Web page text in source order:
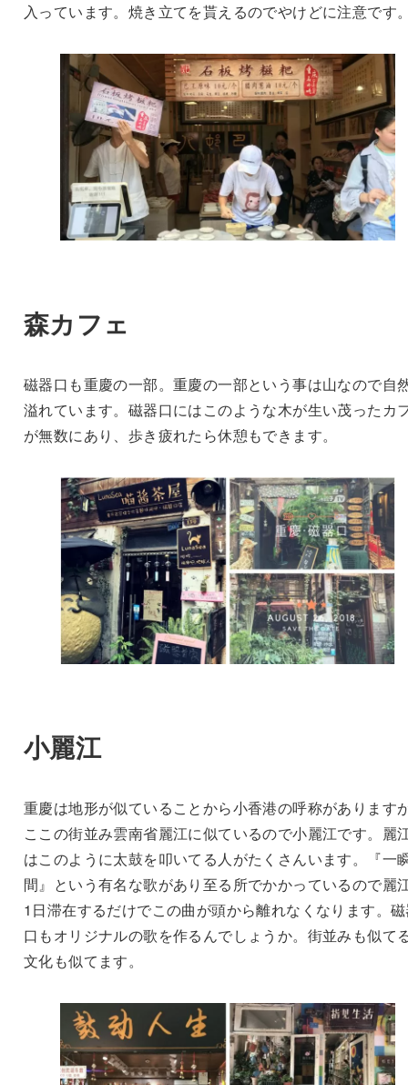
入っています。焼き立てを貰えるのでやけどに注意です
森カフェ
磁器口も重慶の一部。重慶の一部という事は山なので自
溢れています。磁器口にはこのような木が生い茂ったカ
が無数にあり、歩き疲れたら休憩もできます。
小麗江
重慶は地形が似ていることから小香港の呼称があります
ここの街並み雲南省麗江に似ているので小麗江です。麗
はこのように太鼓を叩いてる人がたくさんいます。『一
間』という有名な歌があり至る所でかかっているので麗
1日滞在するだけでこの曲が頭から離れなくなります。
口もオリジナルの歌を作るんでしょうか。街並みも似て
文化も似てます。